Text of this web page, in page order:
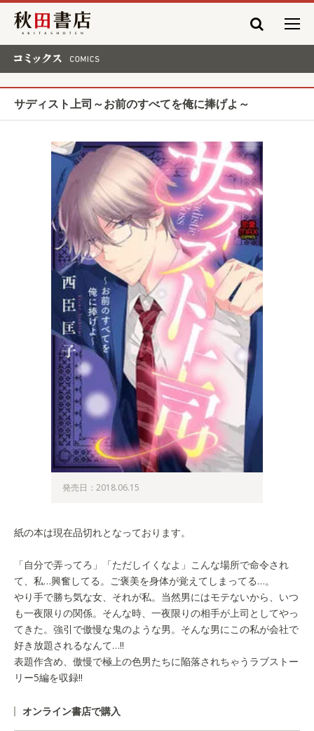
秋田書店
サディスト上司～お前のすべてを俺に捧げよ～
発売日：2018.06.15
紙の本は現在品切れとなっております。
「自分で弄ってろ」「ただしイくなよ」こんな場所で命令され
て、私…興奮してる。ご褒美を身体が覚えてしまってる…。
やり手で勝ち気な女、それが私。当然男にはモテないから、いつ
も一夜限りの関係。そんな時、一夜限りの相手が上司としてやっ
てきた。強引で傲慢な鬼のような男。そんな男にこの私が会社で
好き放題されるなんて…!!
表題作含め、傲慢で極上の色男たちに陥落されちゃうラブストー
リー5編を収録!!
オンライン書店で購入